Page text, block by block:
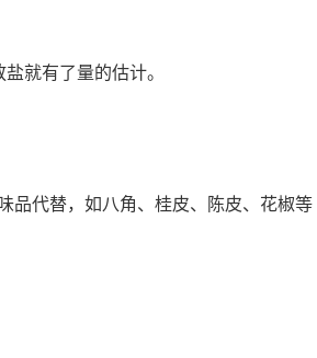
就有了量的估计。
品代替，如八角、桂皮、陈皮、花椒等